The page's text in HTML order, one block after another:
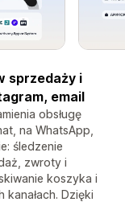
sprzedaży i
email
obsługę
na WhatsApp,
śledzenie
zwroty i
koszyka i
kanałach. Dzięki